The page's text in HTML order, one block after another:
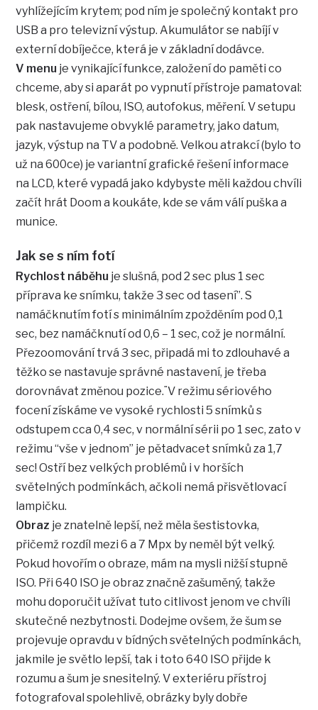
vyhlížejícím krytem; pod ním je společný kontakt pro
USB a pro televizní výstup. Akumulátor se nabíjí v
externí dobíječce, která je v základní dodávce.
V menu je vynikající funkce, založení do paměti co
chceme, aby si aparát po vypnutí přístroje pamatoval:
blesk, ostření, bílou, ISO, autofokus, měření. V setupu
pak nastavujeme obvyklé parametry, jako datum,
jazyk, výstup na TV a podobně. Velkou atrakcí (bylo to
už na 600ce) je variantní grafické řešení informace
na LCD, které vypadá jako kdybyste měli každou chvíli
začít hrát Doom a koukáte, kde se vám válí puška a
munice.
Jak se s ním fotí
Rychlost náběhu je slušná, pod 2 sec plus 1 sec
příprava ke snímku, takže 3 sec od tasení”. S
namáčknutím fotí s minimálním zpožděním pod 0,1
sec, bez namáčknutí od 0,6 – 1 sec, což je normální.
Přezoomování trvá 3 sec, připadá mi to zdlouhavé a
těžko se nastavuje správné nastavení, je třeba
dorovnávat změnou pozice.¨V režimu sériového
focení získáme ve vysoké rychlosti 5 snímků s
odstupem cca 0,4 sec, v normální sérii po 1 sec, zato v
režimu “vše v jednom” je pětadvacet snímků za 1,7
sec! Ostří bez velkých problémů i v horších
světelných podmínkách, ačkoli nemá přisvětlovací
lampičku.
Obraz je znatelně lepší, než měla šestistovka,
přičemž rozdíl mezi 6 a 7 Mpx by neměl být velký.
Pokud hovořím o obraze, mám na mysli nižší stupně
ISO. Při 640 ISO je obraz značně zašuměný, takže
mohu doporučit užívat tuto citlivost jenom ve chvíli
skutečné nezbytnosti. Dodejme ovšem, že šum se
projevuje opravdu v bídných světelných podmínkách,
jakmile je světlo lepší, tak i toto 640 ISO přijde k
rozumu a šum je snesitelný. V exteriéru přístroj
fotografoval spolehlivě, obrázky byly dobře